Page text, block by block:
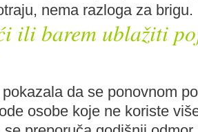
nema razloga za brigu.
ili barem ublažiti
da se ponovnom
osobe koje ne koriste